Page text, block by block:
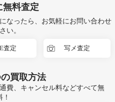
無料査定
なったら、お気軽にお問い合わせ
い。
査定 写メ査定
の買取方法
費、キャンセル料などすべて無
！